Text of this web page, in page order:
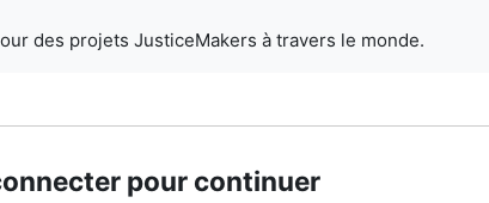
des projets JusticeMakers à travers le monde.
pour continuer